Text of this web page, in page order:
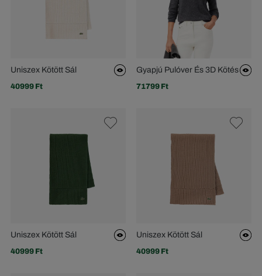
Uniszex Kötött Sál
40999 Ft
Gyapjú Pulóver És 3D Kötés
71799 Ft
Uniszex Kötött Sál
40999 Ft
Uniszex Kötött Sál
40999 Ft